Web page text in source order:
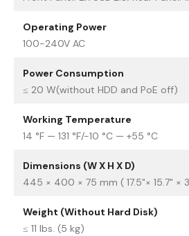
Operating Power
100-240V AC
Power Consumption
≤ 20 W(without HDD and PoE off)
Working Temperature
14 °F — 131 °F/-10 °C — +55 °C
Dimensions (W X H X D)
445 × 400 × 75 mm ( 17.5"× 15.7" ×
Weight (Without Hard Disk)
≤ 11 lbs. (5 kg)